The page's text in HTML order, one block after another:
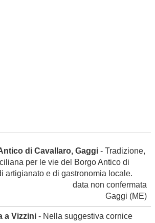
di Cavallaro, Gaggi - Tradizione,
per le vie del Borgo Antico di
artigianato e di gastronomia locale.
data non confermata
Gaggi (ME)
a Vizzini - Nella suggestiva cornice